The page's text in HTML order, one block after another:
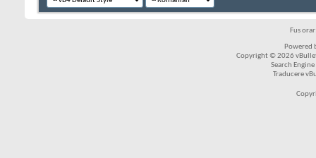
Fus
Powered
Copyright © 2026
Search
Traducere